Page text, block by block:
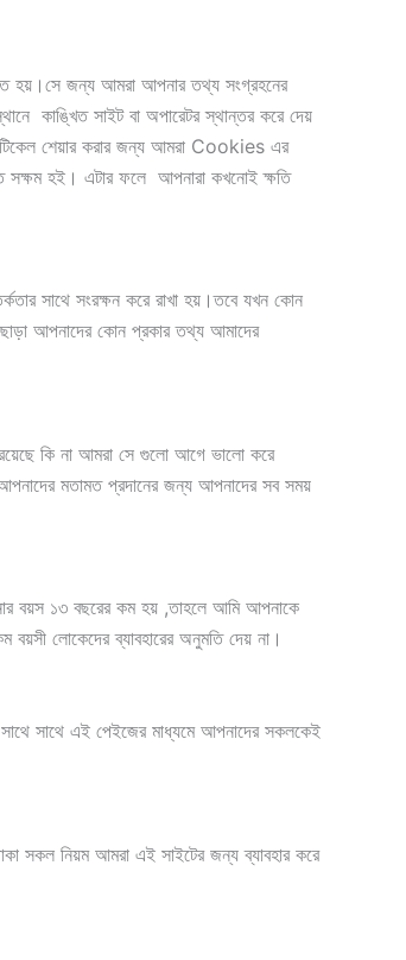
হয়।সে জন্য আমরা আপনার তথ্য সংগ্রহনের
কাঙ্খিত সাইট বা অপারেটর স্থান্তর করে দেয়
শেয়ার করার জন্য আমরা Cookies এর
সক্ষম হই। এটার ফলে আপনারা কখনোই ক্ষতি
সাথে সংরক্ষন করে রাখা হয়।তবে যখন কোন
আপনাদের কোন প্রকার তথ্য আমাদের
কি না আমরা সে গুলো আগে ভালো করে
মতামত প্রদানের জন্য আপনাদের সব সময়
বয়স ১৩ বছরের কম হয় ,তাহলে আমি আপনাকে
লোকেদের ব্যাবহারের অনুমতি দেয় না।
সাথে এই পেইজের মাধ্যমে আপনাদের সকলকেই
সকল নিয়ম আমরা এই সাইটের জন্য ব্যাবহার করে